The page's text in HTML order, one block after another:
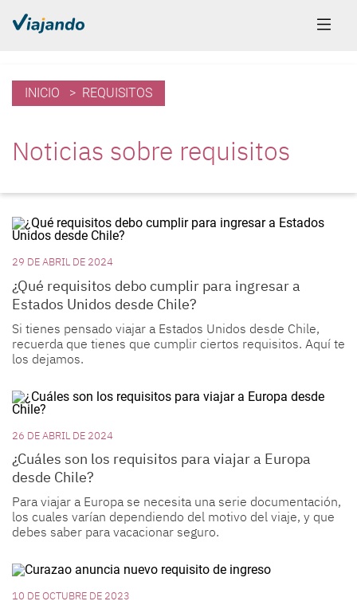
INICIO > REQUISITOS
Noticias sobre requisitos
29 DE ABRIL DE 2024
¿Qué requisitos debo cumplir para ingresar a
Estados Unidos desde Chile?
Si tienes pensado viajar a Estados Unidos desde Chile,
recuerda que tienes que cumplir ciertos requisitos. Aquí te
los dejamos.
26 DE ABRIL DE 2024
¿Cuáles son los requisitos para viajar a Europa
desde Chile?
Para viajar a Europa se necesita una serie documentación,
los cuales varían dependiendo del motivo del viaje, y que
debes saber para vacacionar seguro.
10 DE OCTUBRE DE 2023